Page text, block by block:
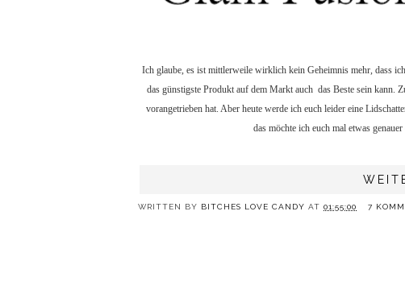
Ich glaube, es ist mittlerweile wirklich kein Geheimnis mehr, dass
das günstigste Produkt auf dem Markt auch das Beste sein kann.
vorangetrieben hat. Aber heute werde ich euch leider eine
das möchte ich euch mal etwas
WRITTEN BY BITCHES LOVE CANDY AT 01:55:00 7